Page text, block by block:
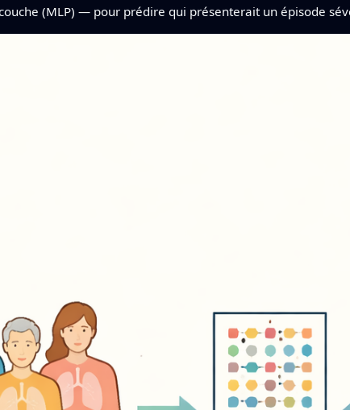
(MLP) — pour prédire qui présenterait un épisode